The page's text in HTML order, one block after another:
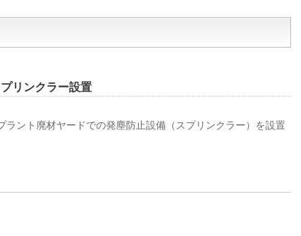
リンクラー設置
ント廃材ヤードでの発塵防止設備（スプリンクラー）を設置